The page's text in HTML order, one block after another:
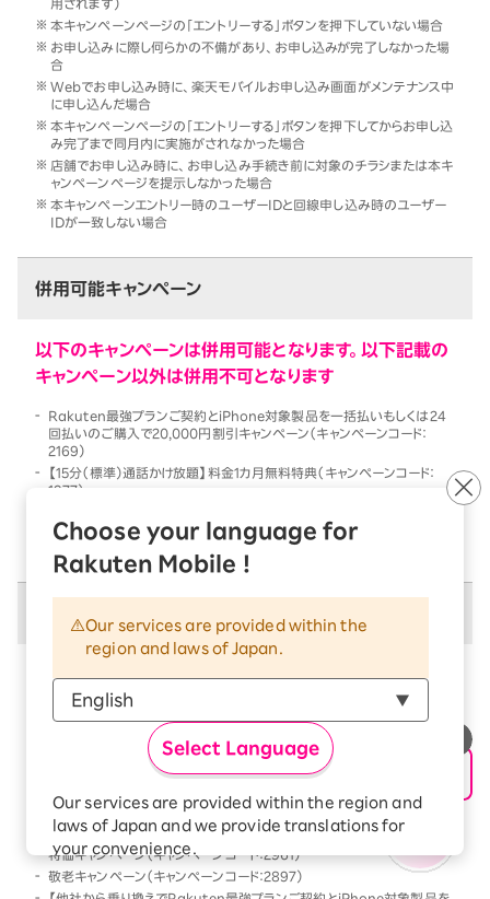
Choose your language for
Rakuten Mobile !
Our services are provided within the
region and laws of Japan.
Select Language
Our services are provided within the region and
laws of Japan and we provide translations for
your convenience.
The Japanese version of our websites and
applications, in which include Rakuten
用されます）
本キャンペーンページの「エントリーする」ボタンを押下していない場合
お申し込みに際し何らかの不備があり、お申し込みが完了しなかった場
合
Webでお申し込み時に、楽天モバイルお申し込み画面がメンテナンス中
に申し込んだ場合
本キャンペーンページの「エントリーする」ボタンを押下してからお申し込
み完了まで同月内に実施がされなかった場合
店舗でお申し込み時に、お申し込み手続き前に対象のチラシまたは本キ
ャンペーンページを提示しなかった場合
本キャンペーンエントリー時のユーザーIDと回線申し込み時のユーザー
IDが一致しない場合
併用可能キャンペーン
以下のキャンペーンは併用可能となります。以下記載の
キャンペーン以外は併用不可となります
Rakuten最強プランご契約とiPhone対象製品を一括払いもしくは24
回払いのご購入で20,000円割引キャンペーン（キャンペーンコード：
2169）
【15分（標準）通話かけ放題】料金1カ月無料特典（キャンペーンコード：
1977）
括払いもしくは24回払いのご購入で割引キャンペーン（キャンペーンコー
以下のキャンペーンは、併用不可となります
本キャンペーン条件を満たす前、または満たした後に、
以下のキャンペーンの条件を満たした場合には、以下の
キャンペーンのみが優先的に適用となります
Rakutenオリジナル製品 1円キャンペーン（キャンペーンコード：2808）
「Rakuten最強プラン契約＆Android買い替え超トクプログラム利用」
特価キャンペーン（キャンペーンコード：2961）
敬老キャンペーン（キャンペーンコード：2897）